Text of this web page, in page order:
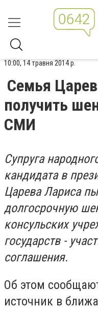
10:00, 14 травня 2014 р.
Семья
получить
СМИ
Супруга
кандидата в
Царева Лариса
долгосрочную
консульских
государств -
соглашения.
Об этом
источник в